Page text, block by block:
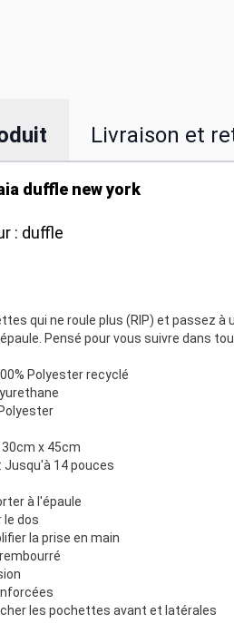
Livraison et
duffle new york
: duffle
qui ne roule plus (RIP) et passez
Pensé pour vous suivre dans
Polyester recyclé
30cm x 45cm
14 pouces
à l'épaule
le dos
la prise en main
les pochettes avant et latérales